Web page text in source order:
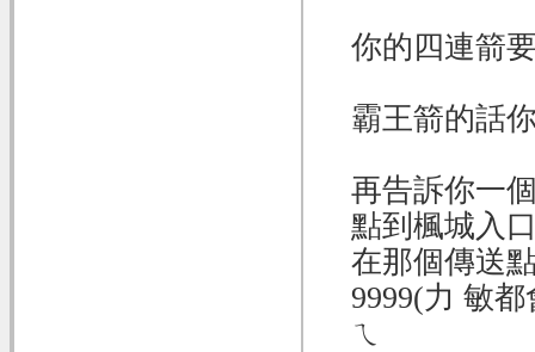
你的四連箭
霸王箭的話
再告訴你一
點到楓城入
在那個傳送
9999(力 敏
ㄟ